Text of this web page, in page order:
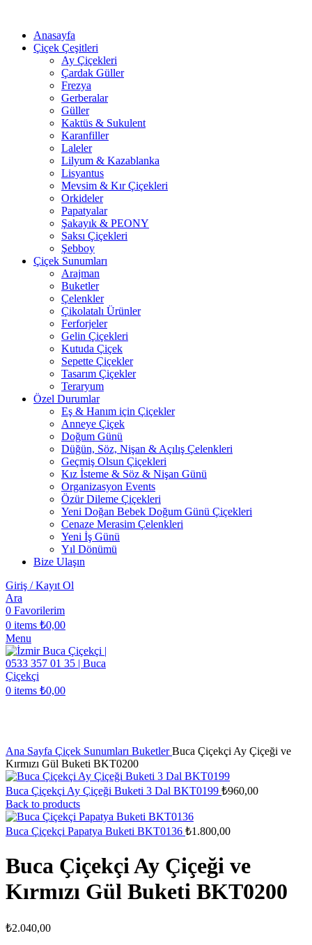
Anasayfa
Çiçek Çeşitleri
Ay Çiçekleri
Çardak Güller
Frezya
Gerberalar
Güller
Kaktüs & Sukulent
Karanfiller
Laleler
Lilyum & Kazablanka
Lisyantus
Mevsim & Kır Çiçekleri
Orkideler
Papatyalar
Şakayık & PEONY
Saksı Çiçekleri
Şebboy
Çiçek Sunumları
Arajman
Buketler
Çelenkler
Çikolatalı Ürünler
Ferforjeler
Gelin Çiçekleri
Kutuda Çiçek
Sepette Çiçekler
Tasarım Çiçekler
Teraryum
Özel Durumlar
Eş & Hanım için Çiçekler
Anneye Çiçek
Doğum Günü
Düğün, Söz, Nişan & Açılış Çelenkleri
Geçmiş Olsun Çiçekleri
Kız İsteme & Söz & Nişan Günü
Organizasyon Events
Özür Dileme Çiçekleri
Yeni Doğan Bebek Doğum Günü Çiçekleri
Cenaze Merasim Çelenkleri
Yeni İş Günü
Yıl Dönümü
Bize Ulaşın
Giriş / Kayıt Ol
Ara
0 Favorilerim
0 items ₺0,00
Menu
0 items ₺0,00
Ana Sayfa Çiçek Sunumları BuketlerBuca Çiçekçi Ay Çiçeği ve
Kırmızı Gül Buketi BKT0200
Buca Çiçekçi Ay Çiçeği Buketi 3 Dal BKT0199 ₺960,00
Back to products
Buca Çiçekçi Papatya Buketi BKT0136 ₺1.800,00
Buca Çiçekçi Ay Çiçeği ve
Kırmızı Gül Buketi BKT0200
₺2.040,00